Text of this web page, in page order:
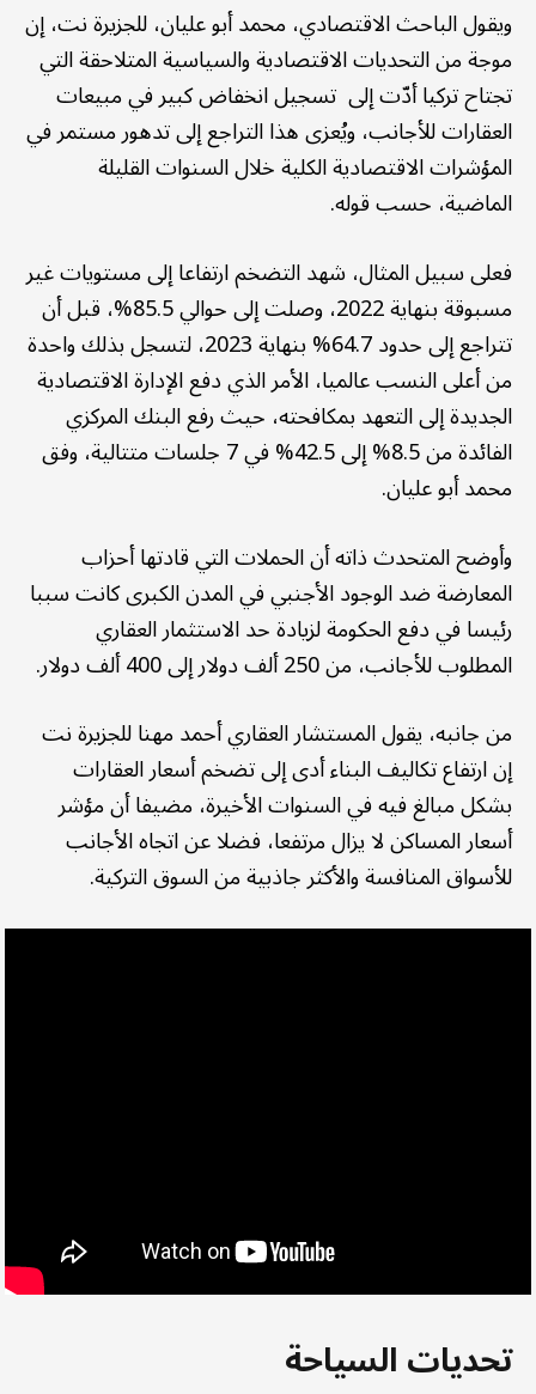
ويقول الباحث الاقتصادي، محمد أبو عليان، للجزيرة نت، إن
موجة من التحديات الاقتصادية والسياسية المتلاحقة التي
تجتاح تركيا أدّت إلى تسجيل انخفاض كبير في مبيعات
العقارات للأجانب، ويُعزى هذا التراجع إلى تدهور مستمر في
المؤشرات الاقتصادية الكلية خلال السنوات القليلة
الماضية، حسب قوله.
فعلى سبيل المثال، شهد التضخم ارتفاعا إلى مستويات غير
مسبوقة بنهاية 2022، وصلت إلى حوالي 85.5%، قبل أن
تتراجع إلى حدود 64.7% بنهاية 2023، لتسجل بذلك واحدة
من أعلى النسب عالميا، الأمر الذي دفع الإدارة الاقتصادية
الجديدة إلى التعهد بمكافحته، حيث رفع البنك المركزي
الفائدة من 8.5% إلى 42.5% في 7 جلسات متتالية، وفق
محمد أبو عليان.
وأوضح المتحدث ذاته أن الحملات التي قادتها أحزاب
المعارضة ضد الوجود الأجنبي في المدن الكبرى كانت سببا
رئيسا في دفع الحكومة لزيادة حد الاستثمار العقاري
المطلوب للأجانب، من 250 ألف دولار إلى 400 ألف دولار.
من جانبه، يقول المستشار العقاري أحمد مهنا للجزيرة نت
إن ارتفاع تكاليف البناء أدى إلى تضخم أسعار العقارات
بشكل مبالغ فيه في السنوات الأخيرة، مضيفا أن مؤشر
أسعار المساكن لا يزال مرتفعا، فضلا عن اتجاه الأجانب
للأسواق المنافسة والأكثر جاذبية من السوق التركية.
تحديات السياحة